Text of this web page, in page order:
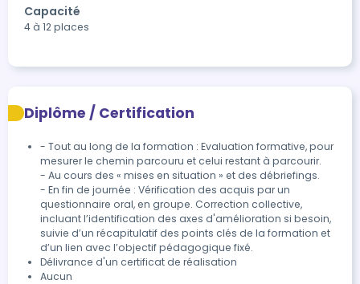
Capacité
4 à 12 places
Diplôme / Certification
- Tout au long de la formation : Evaluation formative, pour
mesurer le chemin parcouru et celui restant à parcourir.
- Au cours des « mises en situation » et des débriefings.
- En fin de journée : Vérification des acquis par un
questionnaire oral, en groupe. Correction collective,
incluant l’identification des axes d'amélioration si besoin,
suivie d’un récapitulatif des points clés de la formation et
d’un lien avec l’objectif pédagogique fixé.
Délivrance d'un certificat de réalisation
Aucun